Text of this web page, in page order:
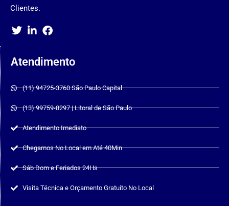
Clientes.
Atendimento
(11) 94725-3760 São Paulo Capital
(13) 99759-8297 | Litoral de São Paulo
Atendimento Imediato
Chegamos No Local em Até 40Min
Sáb Dom e Feriados 24Hs
Visita Técnica e Orçamento Gratuito No Local